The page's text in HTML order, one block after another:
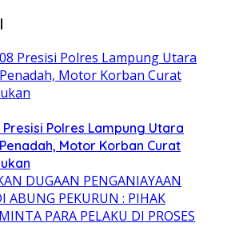
Polres Lampung Utara
Motor Korban Curat